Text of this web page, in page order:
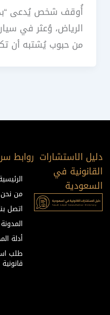
أُوقف شخص يُدعى
الرياض، وُعثر في
من حبوب يُشتبه أن
دليل الاستشارات
القانونية في
السعودية
روابط
من نحن
اتصل
المدونة
أدلة
طلب
قانونية